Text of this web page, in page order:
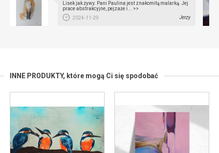
Lisek jak żywy. Pani Paulina jest znakomitą malarką. Jej
prace abstrakcyjne, pejzaże i... >>
2024-11-29
Jerzy
INNE PRODUKTY, które mogą Ci się spodobać